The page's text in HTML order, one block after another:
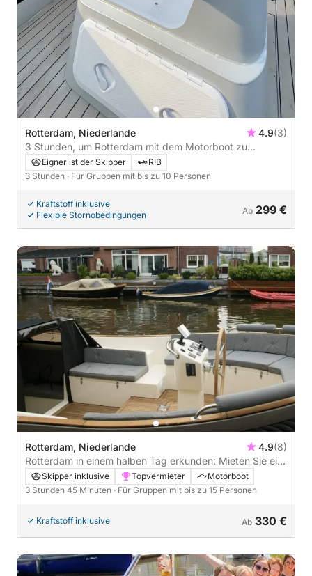
Rotterdam, Niederlande 4.9(3)
3 Stunden, um Rotterdam mit dem Motorboot zu
entdecken
Eigner ist der Skipper
RIB
3 Stunden · Für Gruppen mit bis zu 10 Personen
Kraftstoff inklusive
Flexible Stornobedingungen
Ab 299 €
Rotterdam, Niederlande 4.9(8)
Rotterdam in einem halben Tag erkunden: Mieten Sie ein
Motorboot für 3 Stunden 45 Minuten
Skipper inklusive Topvermieter
Motorboot
3 Stunden 45 Minuten · Für Gruppen mit bis zu 15 Personen
Kraftstoff inklusive Ab 330 €